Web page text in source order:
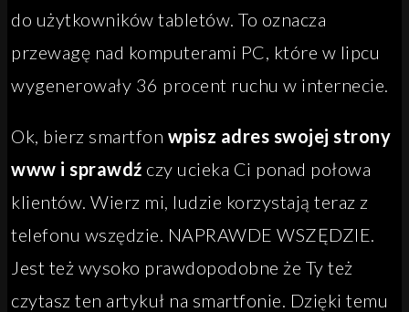
do użytkowników tabletów. To oznacza
przewagę nad komputerami PC, które w lipcu
wygenerowały 36 procent ruchu w internecie.
Ok, bierz smartfon wpisz adres swojej strony
www i sprawdź czy ucieka Ci ponad połowa
klientów. Wierz mi, ludzie korzystają teraz z
telefonu wszędzie. NAPRAWDE WSZĘDZIE.
Jest też wysoko prawdopodobne że Ty też
czytasz ten artykuł na smartfonie. Dzięki temu